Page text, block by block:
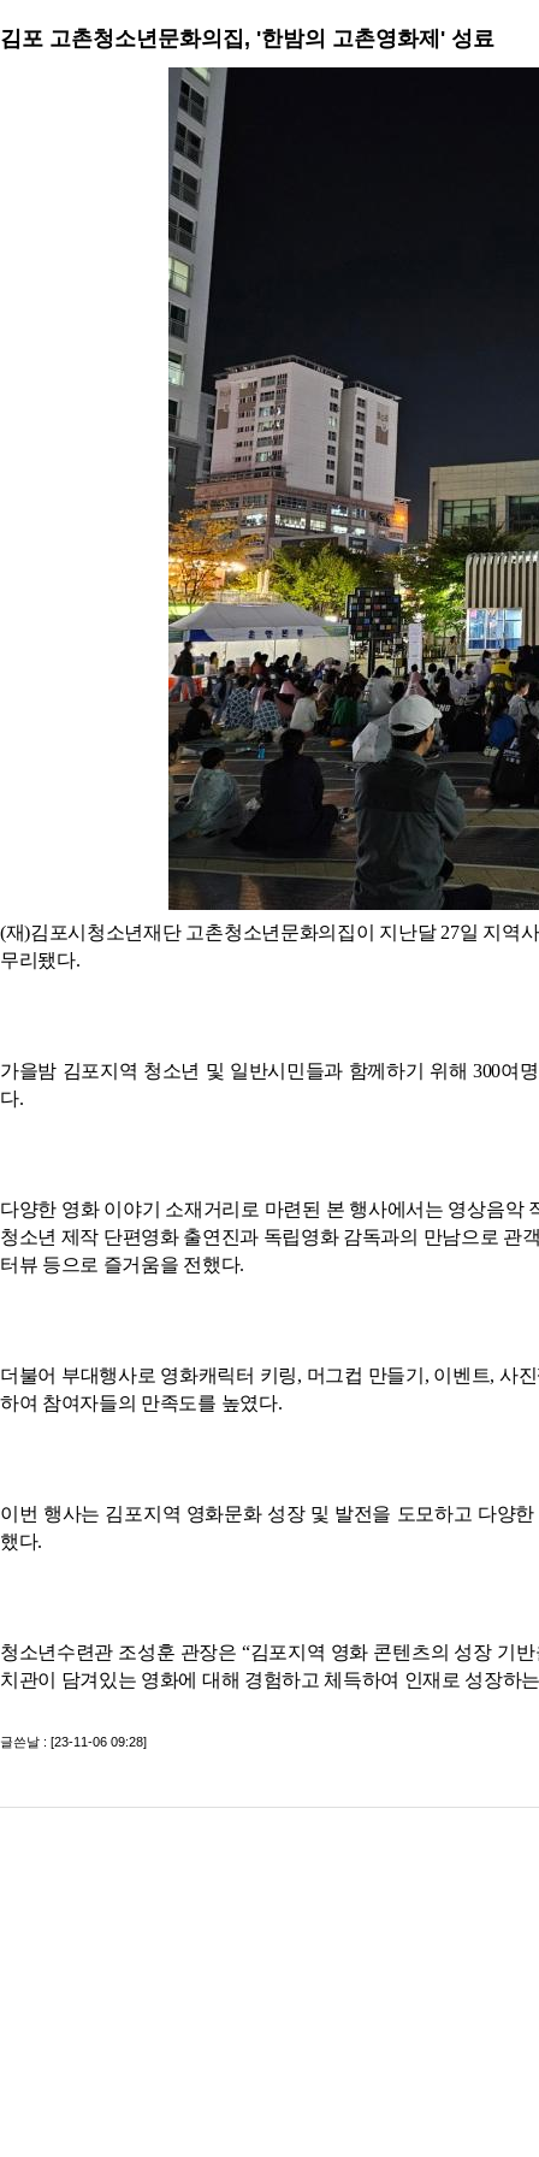
김포 고촌청소년문화의집, '한밤의 고촌영화제' 성료
(재)김포시청소년재단 고촌청소년문화의집이 지난달 27일 지역
무리됐다.
가을밤 김포지역 청소년 및 일반시민들과 함께하기 위해 300여
다.
다양한 영화 이야기 소재거리로 마련된 본 행사에서는 영상음
청소년 제작 단편영화 출연진과 독립영화 감독과의 만남으로 관
터뷰 등으로 즐거움을 전했다.
더불어 부대행사로 영화캐릭터 키링, 머그컵 만들기, 이벤트, 사
하여 참여자들의 만족도를 높였다.
이번 행사는 김포지역 영화문화 성장 및 발전을 도모하고 다양
했다.
청소년수련관 조성훈 관장은 “김포지역 영화 콘텐츠의 성장 기
치관이 담겨있는 영화에 대해 경험하고 체득하여 인재로 성장하
글쓴날 : [23-11-06 09:28]